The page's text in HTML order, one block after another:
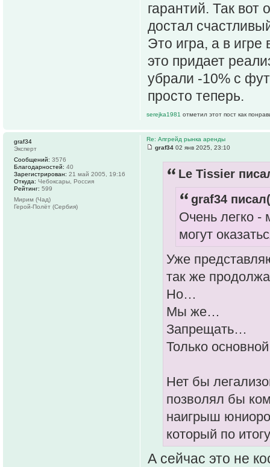
гарантий. Так
достал
Это игра, а в игре
это придает
убрали -10% с
просто теперь.
serejka1981 отметил этот пост как
Re: Апгрейд рынка аренды
graf34 02 янв 2025, 23:10
Le Tissier
graf34
Очень легко -
могут
Уже
так же
Но…
Мы же…
Запрещать…
Только
Нет бы
позволял бы
наигрыш
который по
А сейчас это не
graf34
Эксперт
Сообщений: 3576
Благодарностей: 40
Зарегистрирован: 21 май 2005, 19:16
Откуда: Чебоксары, Россия
Рейтинг: 599
Мирим (Чад)
Герой-Полёт (Сербия)